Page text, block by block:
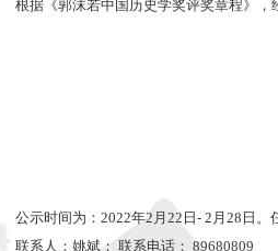
根据《郭沫若中